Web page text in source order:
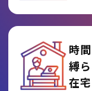
時
縛
在